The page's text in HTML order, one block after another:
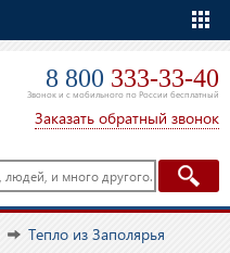
8 800 333-33-40
Звонок и с мобильного по России бесплатный
Заказать обратный звонок
Тепло из Заполярья